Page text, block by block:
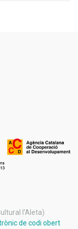
l'Aleta)
de codi obert